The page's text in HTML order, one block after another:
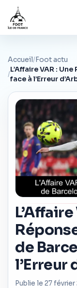
Accueil/Foot actu
/
L’Affaire VAR :
face à l’Erreur
de
l’Erreur
Publie le 27 février